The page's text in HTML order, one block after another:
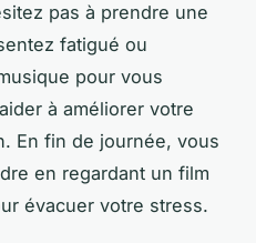
pas à prendre une
fatigué ou
pour vous
à améliorer votre
En fin de journée, vous
en regardant un film
évacuer votre stress.